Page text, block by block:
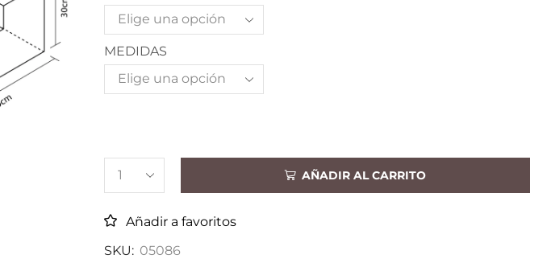
MEDIDAS
AÑADIR AL CARRITO
Añadir a favoritos
SKU: 05086